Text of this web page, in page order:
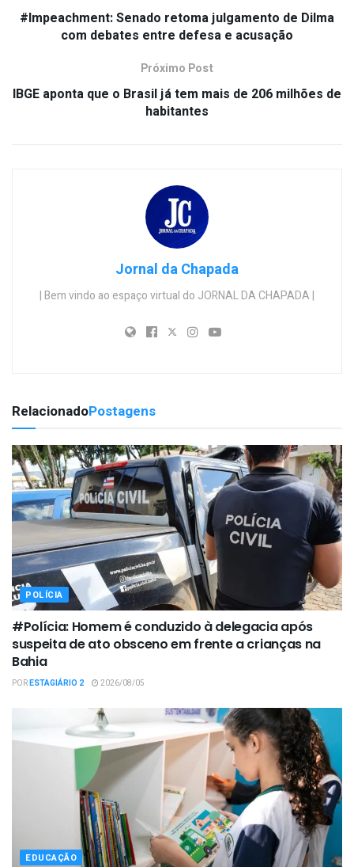
#Impeachment: Senado retoma julgamento de Dilma
com debates entre defesa e acusação
Próximo Post
IBGE aponta que o Brasil já tem mais de 206 milhões de
habitantes
Jornal da Chapada
| Bem vindo ao espaço virtual do JORNAL DA CHAPADA |
RelacionadoPostagens
POLÍCIA
#Polícia: Homem é conduzido à delegacia após
suspeita de ato obsceno em frente a crianças na
Bahia
PORESTAGIÁRIO 2 2026/08/05
EDUCAÇÃO